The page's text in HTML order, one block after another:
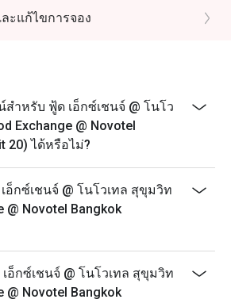
เวลา 12.00 - 15.00 น
available upon request.
ะแก้ไขการจอง
ำหรับ ฟู้ด เอ็กซ์เชนจ์ @ โนโว
Exchange @ Novotel
20) ได้หรือไม่?
อ็กซ์เชนจ์ @ โนโวเทล สุขุมวิท
@ Novotel Bangkok
อ็กซ์เชนจ์ @ โนโวเทล สุขุมวิท
@ Novotel Bangkok